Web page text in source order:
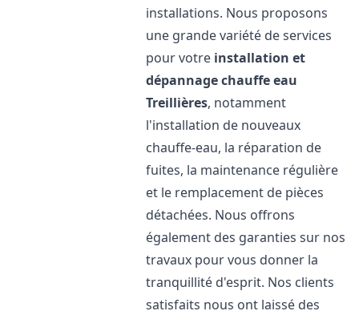
installations. Nous proposons
une grande variété de services
pour votre installation et
dépannage chauffe eau
Treillières, notamment
l'installation de nouveaux
chauffe-eau, la réparation de
fuites, la maintenance régulière
et le remplacement de pièces
détachées. Nous offrons
également des garanties sur nos
travaux pour vous donner la
tranquillité d'esprit. Nos clients
satisfaits nous ont laissé des